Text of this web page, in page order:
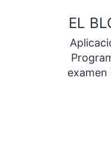
contenido
EL